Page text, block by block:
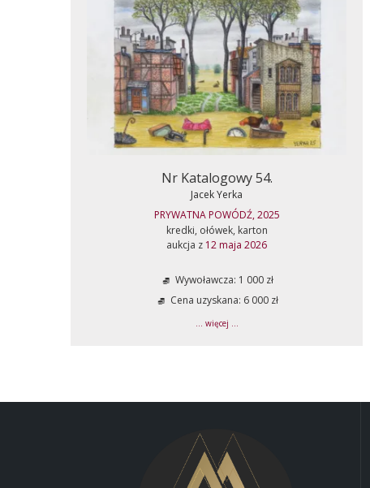
Nr Katalogowy 54.
Jacek Yerka
PRYWATNA POWÓDŹ, 2025
kredki, ołówek, karton
aukcja z 12 maja 2026
Wywoławcza: 1 000 zł
Cena uzyskana: 6 000 zł
... więcej ...